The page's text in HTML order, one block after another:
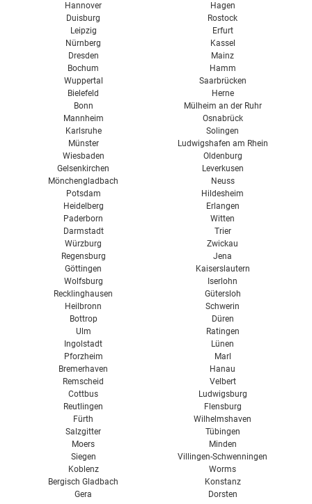
Hannover
Duisburg
Leipzig
Nürnberg
Dresden
Bochum
Wuppertal
Bielefeld
Bonn
Mannheim
Karlsruhe
Münster
Wiesbaden
Gelsenkirchen
Mönchengladbach
Hagen
Rostock
Erfurt
Kassel
Mainz
Hamm
Saarbrücken
Herne
Mülheim an der Ruhr
Osnabrück
Solingen
Ludwigshafen am Rhein
Oldenburg
Leverkusen
Neuss
Potsdam
Heidelberg
Paderborn
Darmstadt
Würzburg
Regensburg
Göttingen
Wolfsburg
Recklinghausen
Heilbronn
Bottrop
Ulm
Ingolstadt
Pforzheim
Bremerhaven
Remscheid
Cottbus
Reutlingen
Fürth
Salzgitter
Moers
Siegen
Koblenz
Bergisch Gladbach
Gera
Hildesheim
Erlangen
Witten
Trier
Zwickau
Jena
Kaiserslautern
Iserlohn
Gütersloh
Schwerin
Düren
Ratingen
Lünen
Marl
Hanau
Velbert
Ludwigsburg
Flensburg
Wilhelmshaven
Tübingen
Minden
Villingen-Schwenningen
Worms
Konstanz
Dorsten